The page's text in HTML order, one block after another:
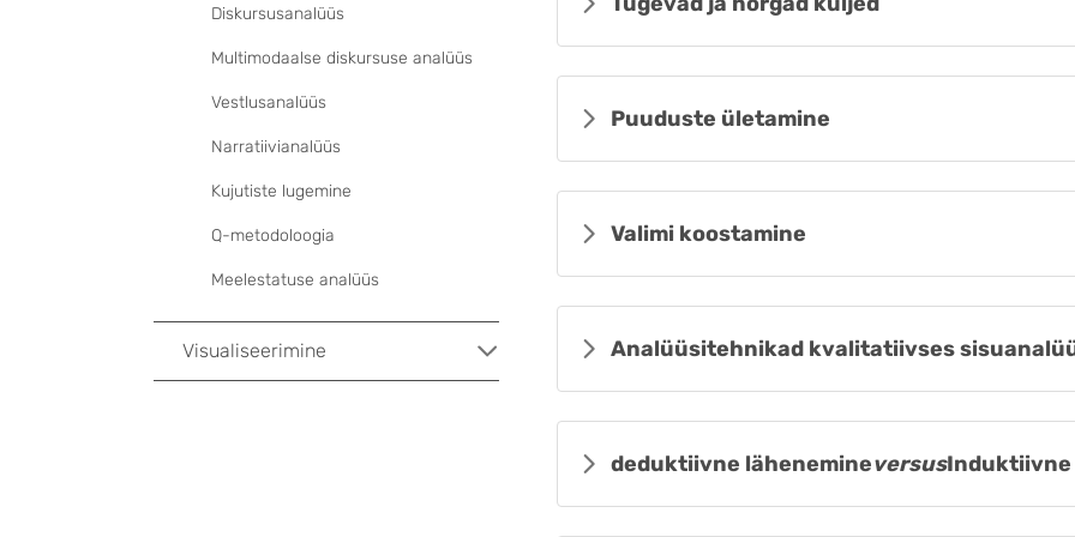
Puuduste ületamine
Valimi koostamine
Analüüsitehnikad kvalitatiivses
Induktiivne
versus
deduktiivne lähenemine
Diskursusanalüüs
Multimodaalse diskursuse analüüs
Vestlusanalüüs
Narratiivianalüüs
Kujutiste lugemine
Q-metodoloogia
Meelestatuse analüüs
Visualiseerimine